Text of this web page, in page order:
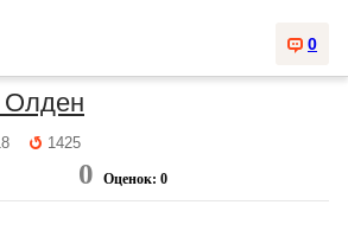
0
1425
0 Оценок: 0